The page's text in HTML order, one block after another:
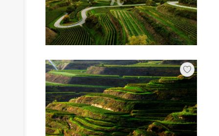
WIR DRUCKEN IHR BILD
AUSSTELLUNGEN
KONTAKT